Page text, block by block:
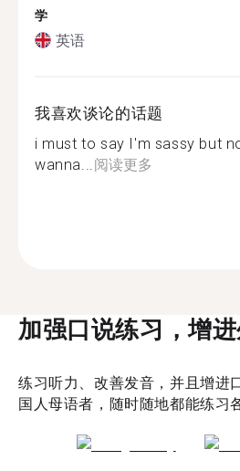
学
英语
我喜欢谈论的话题
i must to say I'm sassy but
wanna... 阅读更多
加强口说练习，增
练习听力、改善发音，并且增进
国人母语者，随时随地都能练习